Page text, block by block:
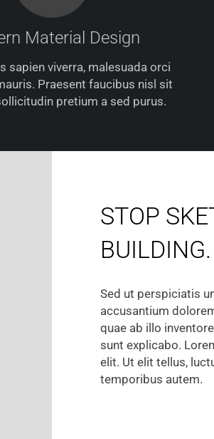
Material Design
sapien viverra, malesuada orci
Praesent faucibus nisl sit
pretium a sed purus.
STOP
BUILDING.
Sed ut perspiciatis
accusantium
quae ab illo
sunt explicabo.
elit. Ut elit tellus,
temporibus autem.